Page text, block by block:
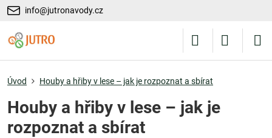
info@jutronavody.cz
Úvod Houby a hřiby v lese – jak je rozpoznat a sbírat
Houby a hřiby v lese – jak je
rozpoznat a sbírat